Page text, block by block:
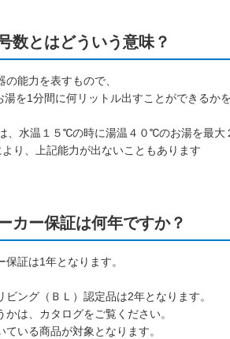
数とはどういう意味？
能力を表すもので、
を1分間に何リットル出すことができるかを
、水温１５℃の時に湯温４０℃のお湯を最
り、上記能力が出ないこともあります
カー保証は何年ですか？
証は1年となります。
ビング（ＢＬ）認定品は2年となります。
かは、カタログをご覧ください。
ている商品が対象となります。